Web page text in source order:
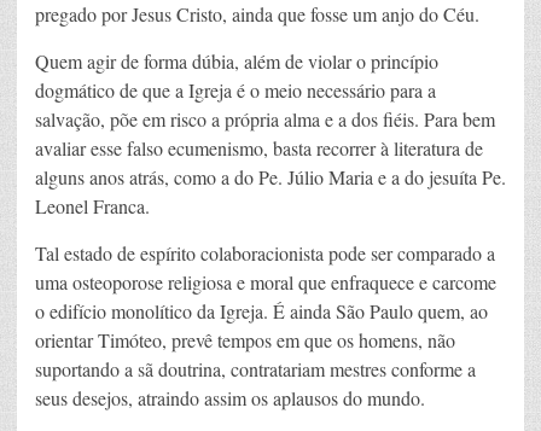
pregado por Jesus Cristo, ainda que fosse um anjo do Céu.
Quem agir de forma dúbia, além de violar o princípio
dogmático de que a Igreja é o meio necessário para a
salvação, põe em risco a própria alma e a dos fiéis. Para bem
avaliar esse falso ecumenismo, basta recorrer à literatura de
alguns anos atrás, como a do Pe. Júlio Maria e a do jesuíta Pe.
Leonel Franca.
Tal estado de espírito colaboracionista pode ser comparado a
uma osteoporose religiosa e moral que enfraquece e carcome
o edifício monolítico da Igreja. É ainda São Paulo quem, ao
orientar Timóteo, prevê tempos em que os homens, não
suportando a sã doutrina, contratariam mestres conforme a
seus desejos, atraindo assim os aplausos do mundo.